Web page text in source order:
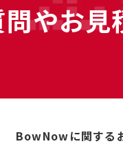
やお見
BowNowに関する